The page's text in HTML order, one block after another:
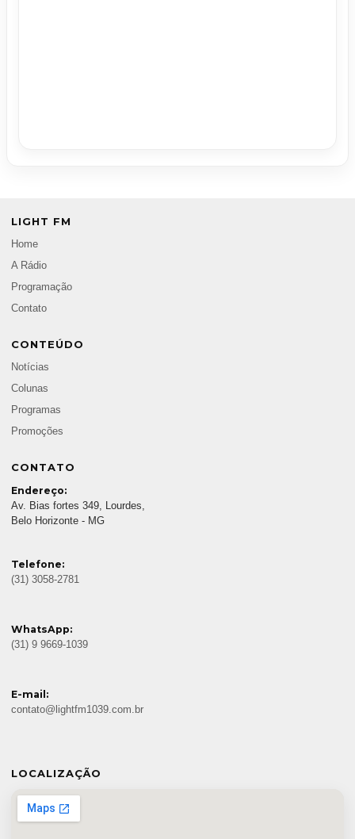
LIGHT FM
Home
A Rádio
Programação
Contato
CONTEÚDO
Notícias
Colunas
Programas
Promoções
CONTATO
Endereço:
Av. Bias fortes 349, Lourdes,
Belo Horizonte - MG
Telefone:
(31) 3058-2781
WhatsApp:
(31) 9 9669-1039
E-mail:
contato@lightfm1039.com.br
LOCALIZAÇÃO